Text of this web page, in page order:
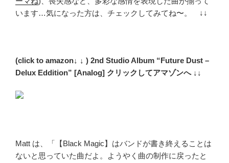
います…気になった方は、チェックしてみてね〜。 ↓↓
(click to amazon↓ ↓ ) 2nd Studio Album “Future Dust –
Delux Eddition” [Analog] クリックしてアマゾンへ ↓↓
Matt は、「【Black Magic】はバンドが書き終えることは
ないと思っていた曲だよ。ようやく曲の制作に戻ったと